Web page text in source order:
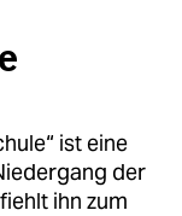
ist eine
der
ihn zum